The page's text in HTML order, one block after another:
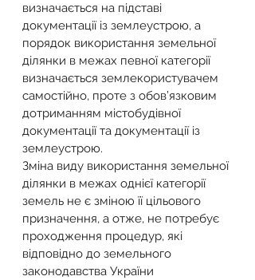
визначається на підставі
документації із землеустрою, а
порядок використання земельної
ділянки в межах певної категорії
визначається землекористувачем
самостійно, проте з обов’язковим
дотриманням містобудівної
документації та документації із
землеустрою.
Зміна виду використання земельної
ділянки в межах однієї категорії
земель не є зміною її цільового
призначення, а отже, не потребує
проходження процедур, які
відповідно до земельного
законодавства України